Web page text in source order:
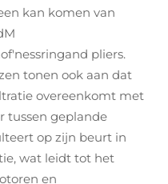
kan komen van
pliers.
tonen ook aan dat
overeenkomt met
tussen geplande
op zijn beurt in
wat leidt tot het
en